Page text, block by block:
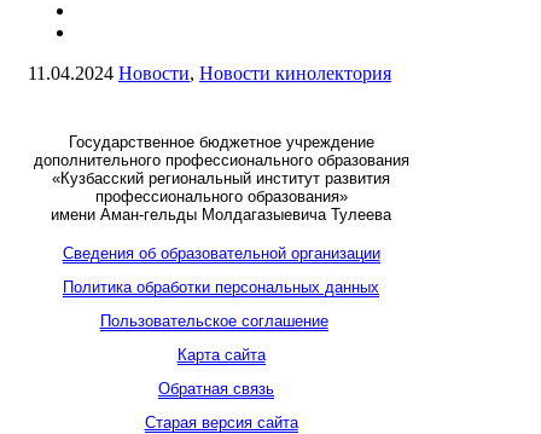
11.04.2024 Новости, Новости кинолектория
Государственное бюджетное учреждение
дополнительного профессионального образования
«Кузбасский региональный институт развития
профессионального образования»
имени Аман-гельды Молдагазыевича Тулеева
Сведения об образовательной организации
Политика обработки персональных данных
Пользовательское соглашение
Карта сайта
Обратная связь
Старая версия сайта